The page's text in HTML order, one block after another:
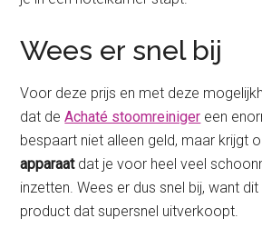
Wees er snel bij
Voor deze prijs en met deze
dat deAchaté stoomreiniger een
bespaart niet alleen geld, maar krijgt
apparaat dat je voor heel veel
inzetten. Wees er dus snel bij, want dit
product dat supersnel uitverkoopt.